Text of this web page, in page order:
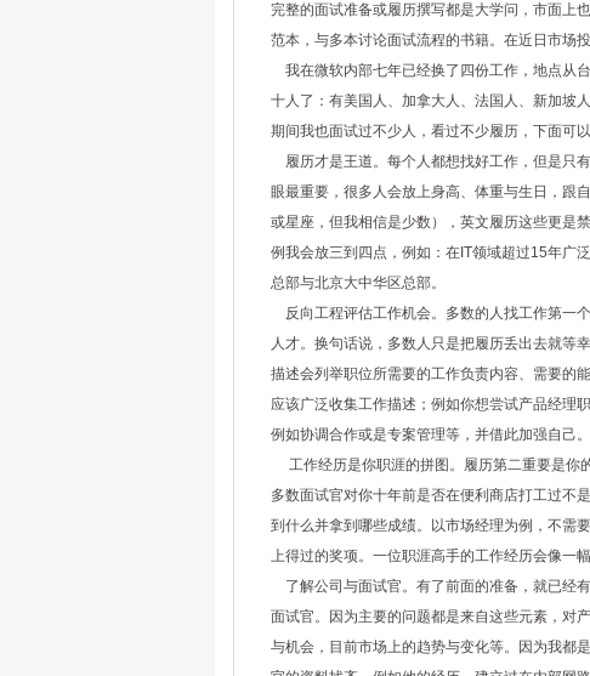
完整的面试准备或履历撰写都是大学问，市面上
范本，与多本讨论面试流程的书籍。在近日市场
我在微软内部七年已经换了四份工作，地点从
十人了：有美国人、加拿大人、法国人、新加坡
期间我也面试过不少人，看过不少履历，下面可
履历才是王道。每个人都想找好工作，但是只
眼最重要，很多人会放上身高、体重与生日，跟
或星座，但我相信是少数），英文履历这些更是
例我会放三到四点，例如：在IT领域超过15年广
总部与北京大中华区总部。
反向工程评估工作机会。多数的人找工作第一
人才。换句话说，多数人只是把履历丢出去就等
描述会列举职位所需要的工作负责内容、需要的
应该广泛收集工作描述；例如你想尝试产品经理
例如协调合作或是专案管理等，并借此加强自己。
工作经历是你职涯的拼图。履历第二重要是你
多数面试官对你十年前是否在便利商店打工过不
到什么并拿到哪些成绩。以市场经理为例，不
上得过的奖项。一位职涯高手的工作经历会像一
了解公司与面试官。有了前面的准备，就已经
面试官。因为主要的问题都是来自这些元素，对
与机会，目前市场上的趋势与变化等。因为我都